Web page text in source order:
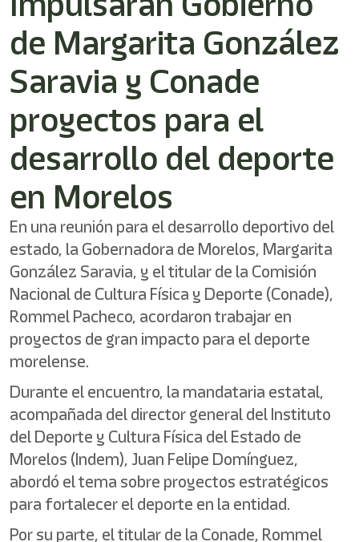
activates
screen
help
you
navigate
interact
the
content.
de Margarita González
Saravia y Conade
proyectos para el
desarrollo del deporte
en Morelos
En una reunión para el desarrollo deportivo del
estado, la Gobernadora de Morelos, Margarita
González Saravia, y el titular de la Comisión
Nacional de Cultura Física y Deporte (Conade),
Rommel Pacheco, acordaron trabajar en
proyectos de gran impacto para el deporte
morelense.
Durante el encuentro, la mandataria estatal,
acompañada del director general del Instituto
del Deporte y Cultura Física del Estado de
Morelos (Indem), Juan Felipe Domínguez,
abordó el tema sobre proyectos estratégicos
para fortalecer el deporte en la entidad.
Por su parte, el titular de la Conade, Rommel